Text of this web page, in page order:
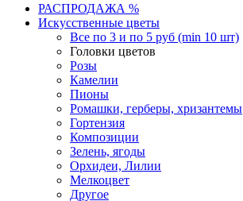
РАСПРОДАЖА %
Искусственные цветы
Все по 3 и по 5 руб (min 10 шт)
Головки цветов
Розы
Камелии
Пионы
Ромашки, герберы, хризантемы
Гортензия
Композиции
Зелень, ягоды
Орхидеи, Лилии
Мелкоцвет
Другое